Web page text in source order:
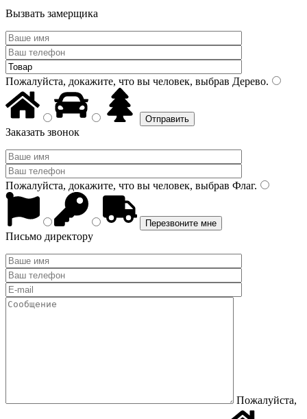
Вызвать замерщика
Пожалуйста, докажите, что вы человек, выбрав Дерево.
Заказать звонок
Пожалуйста, докажите, что вы человек, выбрав Флаг.
Письмо директору
Пожалуйста,